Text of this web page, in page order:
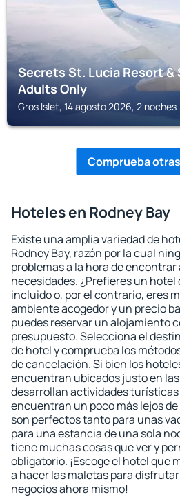
Secrets St. Lucia Resort &
Adults Only
Gros Islet, 14 agosto 2026, 2 noches
Comprueba
Hoteles en Rodney Bay
Existe una amplia variedad de
Rodney Bay, razón por la cual
problemas a la hora de
necesidades. ¿Prefieres un
incluido o, por el contrario, eres
ambiente acogedor y un precio
puedes reservar un alojamiento
presupuesto. Selecciona el
de hotel y comprueba los
de cancelación. Si bien los
encuentran ubicados justo en las
desarrollan actividades
encuentran un poco más lejos
son perfectos tanto para unas
para una estancia de una sola
tiene muchas cosas que ver y
obligatorio. ¡Escoge el hotel que
a hacer las maletas para
negocios ahora mismo!